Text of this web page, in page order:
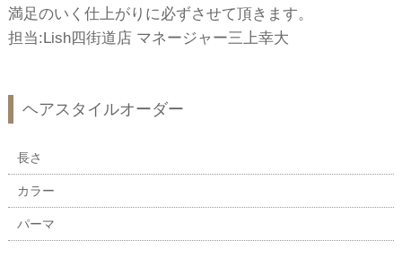
満足のいく仕上がりに必ずさせて頂きます。
担当:Lish四街道店 マネージャー三上幸大
ヘアスタイルオーダー
長さ
カラー
パーマ